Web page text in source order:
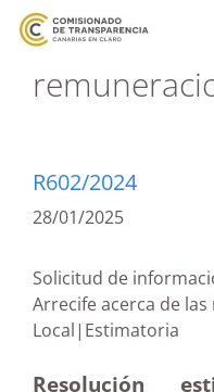
R602/2024
28/01/2025
Solicitud de
Arrecife acerca de
Resolución